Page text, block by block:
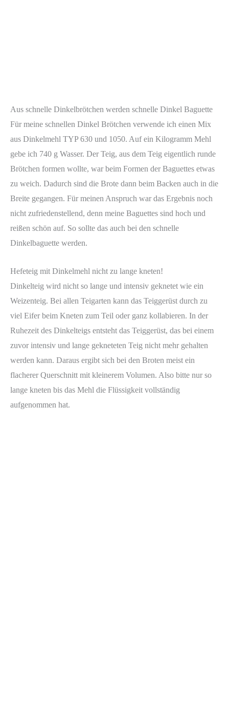
Aus schnelle Dinkelbrötchen werden schnelle Dinkel Baguette
Für meine schnellen Dinkel Brötchen verwende ich einen Mix
aus Dinkelmehl TYP 630 und 1050. Auf ein Kilogramm Mehl
gebe ich 740 g Wasser. Der Teig, aus dem Teig eigentlich runde
Brötchen formen wollte, war beim Formen der Baguettes etwas
zu weich. Dadurch sind die Brote dann beim Backen auch in die
Breite gegangen. Für meinen Anspruch war das Ergebnis noch
nicht zufriedenstellend, denn meine Baguettes sind hoch und
reißen schön auf. So sollte das auch bei den schnelle
Dinkelbaguette werden.
Hefeteig mit Dinkelmehl nicht zu lange kneten!
Dinkelteig wird nicht so lange und intensiv geknetet wie ein
Weizenteig. Bei allen Teigarten kann das Teiggerüst durch zu
viel Eifer beim Kneten zum Teil oder ganz kollabieren. In der
Ruhezeit des Dinkelteigs entsteht das Teiggerüst, das bei einem
zuvor intensiv und lange gekneteten Teig nicht mehr gehalten
werden kann. Daraus ergibt sich bei den Broten meist ein
flacherer Querschnitt mit kleinerem Volumen. Also bitte nur so
lange kneten bis das Mehl die Flüssigkeit vollständig
aufgenommen hat.